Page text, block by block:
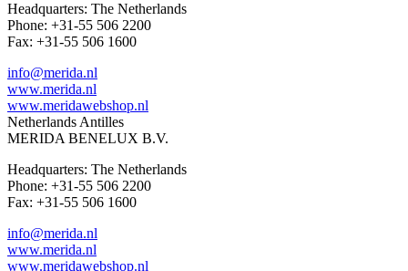
Headquarters: The Netherlands
Phone: +31-55 506 2200
Fax: +31-55 506 1600
info@merida.nl
www.merida.nl
www.meridawebshop.nl
Netherlands Antilles
MERIDA BENELUX B.V.
Headquarters: The Netherlands
Phone: +31-55 506 2200
Fax: +31-55 506 1600
info@merida.nl
www.merida.nl
www.meridawebshop.nl